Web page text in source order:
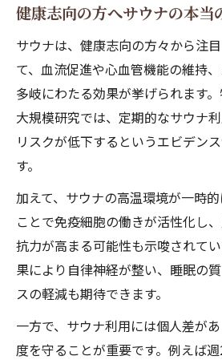
健康志向の方へサウナの本当
サウナは、健康志向の方々から注
て、血流促進や心血管機能の維持
多岐にわたる効果が挙げられます
大規模研究では、定期的なサウナ
リスクが低下するというエビデン
す。
加えて、サウナの高温環境が一時
ことで免疫細胞の働きが活性化し
抗力が高まる可能性も示唆されて
果により自律神経が整い、睡眠の
スの軽減も期待できます。
一方で、サウナ利用には個人差が
度を守ることが重要です。例えば